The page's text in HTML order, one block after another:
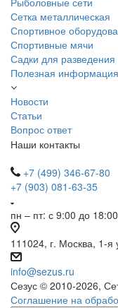
Сетка металлическая
Спортивное
Спортивные мячи
Садки для
Полезная информация
Новости
Статьи
Вопрос ответ
Наши контакты
+7 (499) 346-67-80
+7 (903) 081-63-35
пн – пт: с 9:00 до 18:00
111024, г. Москва, 1-я
info@sezus.ru
Сезус © 2010-2026,
Соглашение на